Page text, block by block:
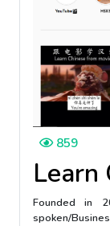
859
Learn
Founded in
spoken/